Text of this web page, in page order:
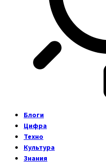
Блоги
Цифра
Техно
Культура
Знания